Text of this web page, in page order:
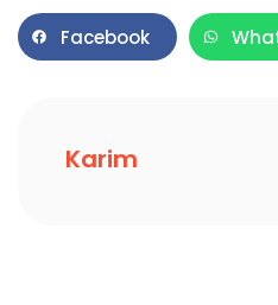
Facebook
Karim